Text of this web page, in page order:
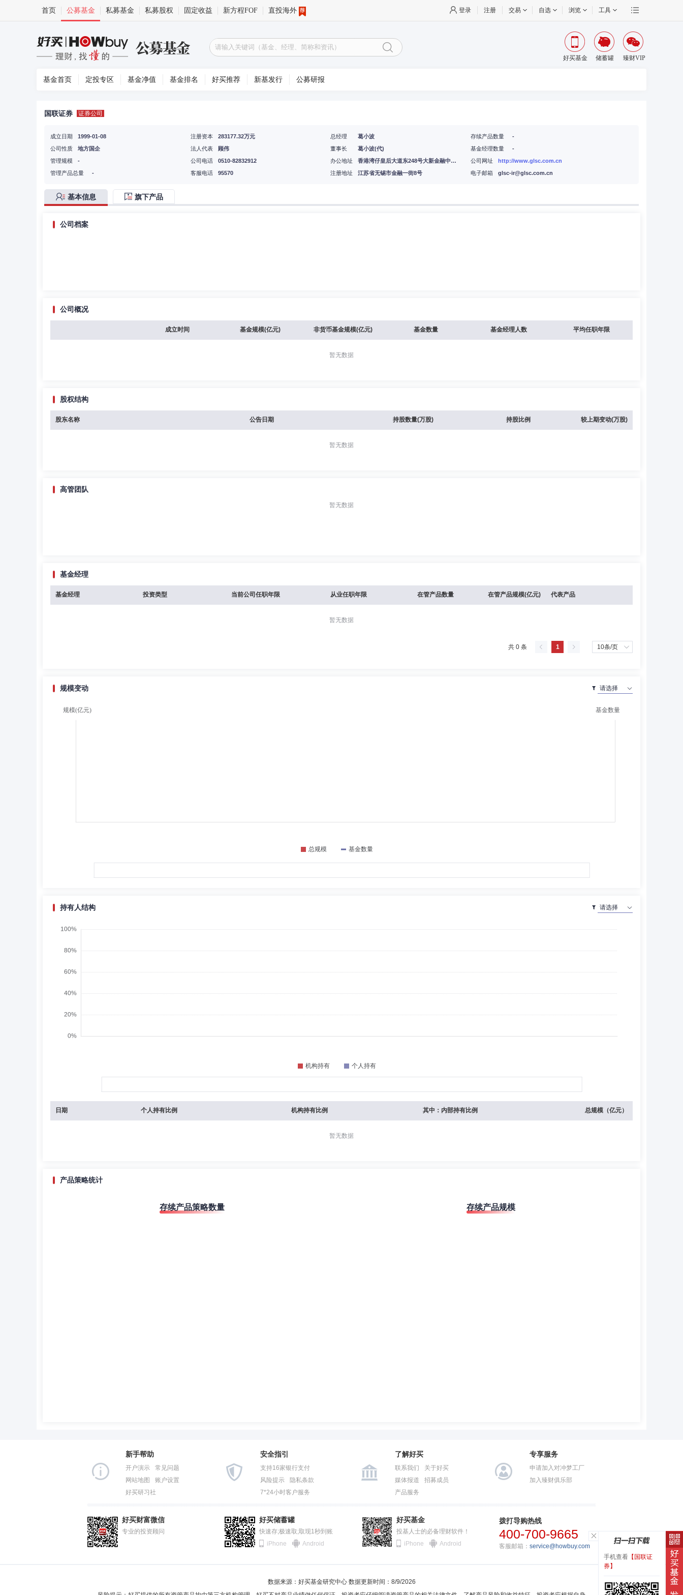
首页 公募基金 私募基金 私募股权 固定收益 新方程FOF 直投海外 登录 注册 交易 自选 浏览 工具
好买基金 储蓄罐 臻财VIP
基金首页 定投专区 基金净值 基金排名 好买推荐 新基发行 公募研报
国联证券 证券公司
成立日期
1999-01-08
公司性质
地方国企
注册资本
283177.32万元
法人代表
顾伟
总经理
葛小波
董事长
葛小波(代)
存续产品数量
-
基金经理数量
-
管理规模
-
管理产品总量
-
公司电话
0510-82832912
客服电话
95570
办公地址
香港湾仔皇后大道东248号大新金融中心40楼,中国江苏省无锡市金融一街8号国联金融大厦7-9楼
注册地址
江苏省无锡市金融一街8号
公司网址
http://www.glsc.com.cn
电子邮箱
glsc-ir@glsc.com.cn
基本信息 旗下产品
公司档案
公司概况
成立时间 基金规模(亿元) 非货币基金规模(亿元) 基金数量 基金经理人数 平均任职年限
暂无数据
股权结构
股东名称 公告日期 持股数量(万股) 持股比例 较上期变动(万股)
暂无数据
高管团队
暂无数据
基金经理
基金经理 投资类型 当前公司任职年限 从业任职年限 在管产品数量 在管产品规模(亿元) 代表产品
暂无数据
共 0 条 1
规模变动
持有人结构
日期 个人持有比例 机构持有比例 其中：内部持有比例 总规模（亿元）
暂无数据
产品策略统计
存续产品策略数量 存续产品规模
手机查看 【国联证
券】
新手帮助
开户演示
常见问题
网站地图
账户设置
好买研习社
安全指引
支持16家银行支付
风险提示
隐私条款
7*24小时客户服务
了解好买
联系我们
关于好买
媒体报道
招募成员
产品服务
专享服务
申请加入对冲梦工厂
加入臻财俱乐部
好买财富微信
专业的投资顾问
好买储蓄罐
快速存;极速取;取现1秒到账
iPhone
Android
好买基金
投基人士的必备理财软件！
iPhone
Android
拨打导购热线
400-700-9665
客服邮箱： service@howbuy.com
数据来源：好买基金研究中心 数据更新时间：8/9/2026